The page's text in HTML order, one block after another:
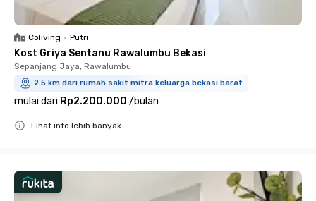
Coliving • Putri
Kost Griya Sentanu Rawalumbu Bekasi
Sepanjang Jaya, Rawalumbu
2.5 km dari rumah sakit mitra keluarga bekasi barat
mulai dari Rp2.200.000 /bulan
Lihat info lebih banyak